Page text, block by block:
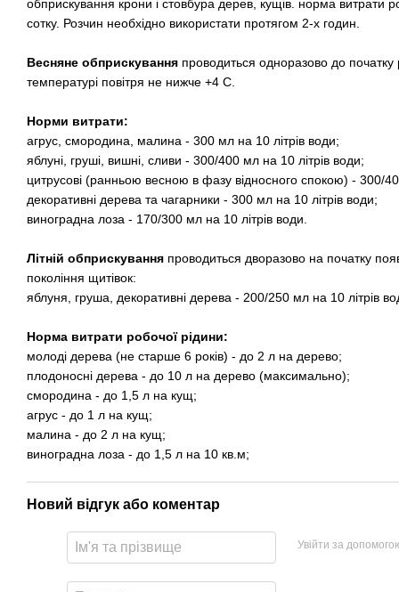
обприскування крони і стовбура дерев, кущів. норма витрати
сотку. Розчин необхідно використати протягом 2-х годин.
Весняне обприскування проводиться одноразово до
температурі повітря не нижче +4 С.
Норми витрати:
агрус, смородина, малина - 300 мл на 10 літрів води;
яблуні, груші, вишні, сливи - 300/400 мл на 10 літрів води;
цитрусові (ранньою весною в фазу відносного спокою) - 300/
декоративні дерева та чагарники - 300 мл на 10 літрів води;
виноградна лоза - 170/300 мл на 10 літрів води.
Літній обприскування проводиться дворазово на початку
покоління щитівок:
яблуня, груша, декоративні дерева - 200/250 мл на 10 літрів
Норма витрати робочої рідини:
молоді дерева (не старше 6 років) - до 2 л на дерево;
плодоносні дерева - до 10 л на дерево (максимально);
смородина - до 1,5 л на кущ;
агрус - до 1 л на кущ;
малина - до 2 л на кущ;
виноградна лоза - до 1,5 л на 10 кв.м;
Новий відгук або коментар
Увійти за